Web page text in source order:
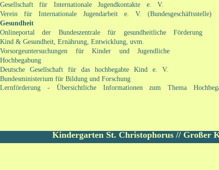
Kindergarten St. Christophorus // Großer
Gesellschaft für Internationale Jugendkontakte e. V.
Verein für Internationale Jugendarbeit e. V. (Bundesgeschäftsstelle)
Gesundheit
Onlineportal der Bundeszentrale für gesundheitliche Förderung
Kind & Gesundheit, Ernährung, Entwicklung, uvm.
Vorsorgeuntersuchungen für Kinder und Jugendliche
Hochbegabung
Deutsche Gesellschaft für das hochbegabte Kind e. V.
Bundesministerium für Bildung und Forschung
Lernförderung - Übersichtliche Informationen zum Thema